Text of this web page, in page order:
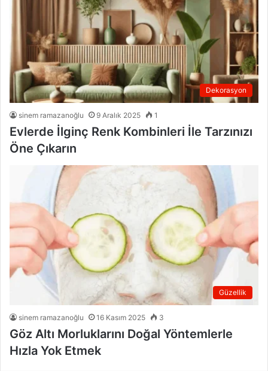
Dekorasyon
sinem ramazanoğlu 9 Aralık 2025 1
Evlerde İlginç Renk Kombinleri İle Tarzınızı
Öne Çıkarın
Güzellik
sinem ramazanoğlu 16 Kasım 2025 3
Göz Altı Morluklarını Doğal Yöntemlerle
Hızla Yok Etmek